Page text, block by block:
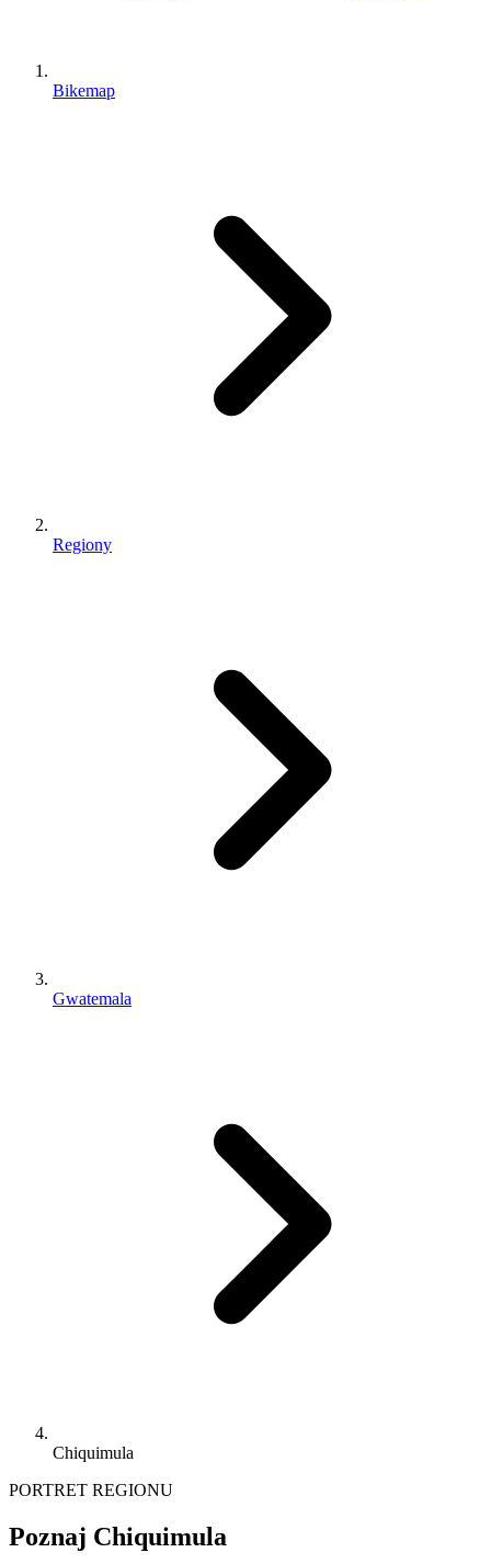
Bikemap
Regiony
Gwatemala
Chiquimula
PORTRET REGIONU
Poznaj Chiquimula